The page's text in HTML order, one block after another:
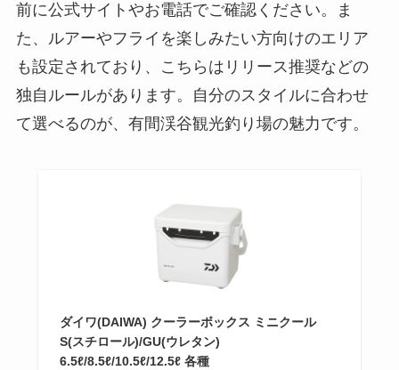
前に公式サイトやお電話でご確認ください。ま
た、ルアーやフライを楽しみたい方向けのエリア
も設定されており、こちらはリリース推奨などの
独自ルールがあります。自分のスタイルに合わせ
て選べるのが、有間渓谷観光釣り場の魅力です。
ダイワ(DAIWA) クーラーボックス ミニクール
S(スチロール)/GU(ウレタン)
6.5ℓ/8.5ℓ/10.5ℓ/12.5ℓ 各種